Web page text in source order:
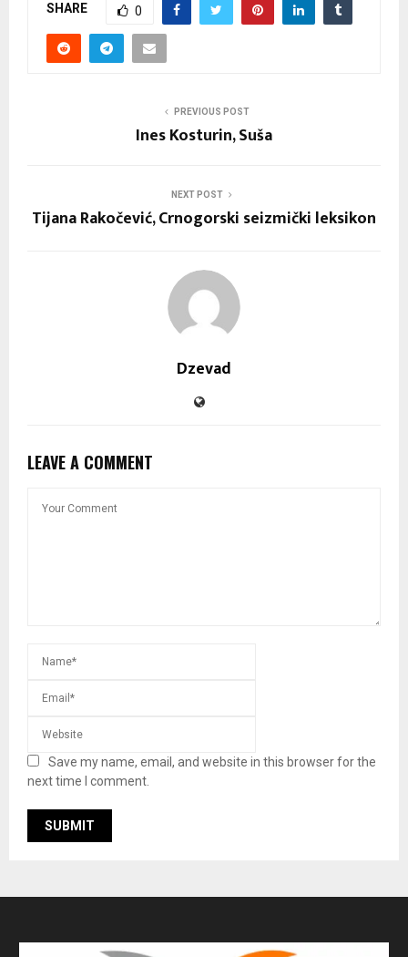
SHARE 0
PREVIOUS POST
Ines Kosturin, Suša
NEXT POST
Tijana Rakočević, Crnogorski seizmički leksikon
Dzevad
LEAVE A COMMENT
Save my name, email, and website in this browser for the
next time I comment.